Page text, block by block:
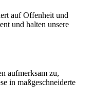
auf Offenheit und
und halten unsere
aufmerksam zu,
in maßgeschneiderte